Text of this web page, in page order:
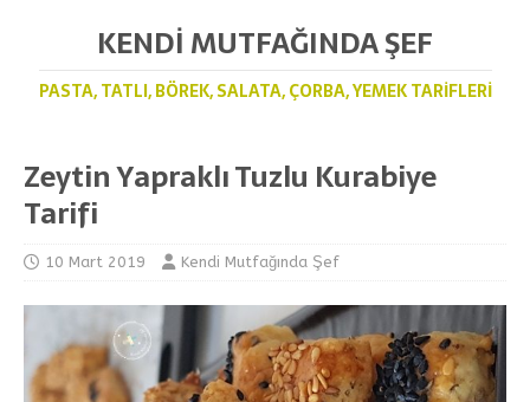
KENDI MUTFAĞINDA ŞEF
PASTA, TATLI, BÖREK, SALATA, ÇORBA, YEMEK TARIFLERI
Zeytin Yapraklı Tuzlu Kurabiye
Tarifi
10 Mart 2019 Kendi Mutfağında Şef